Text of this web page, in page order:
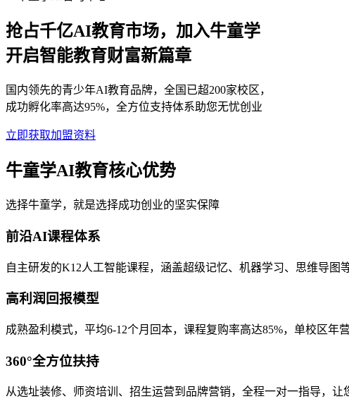
抢占千亿AI教育市场，加入牛童学
开启智能教育财富新篇章
国内领先的青少年AI教育品牌，全国已超200家校区，
成功孵化率高达95%，全方位支持体系助您无忧创业
立即获取加盟资料
牛童学AI教育核心优势
选择牛童学，就是选择成功创业的坚实保障
前沿AI课程体系
自主研发的K12人工智能课程，涵盖超级记忆、机器学习、思维导图
高利润回报模型
成熟盈利模式，平均6-12个月回本，课程复购率高达85%，单校区年
360°全方位扶持
从选址装修、师资培训、招生运营到品牌营销，全程一对一指导，让